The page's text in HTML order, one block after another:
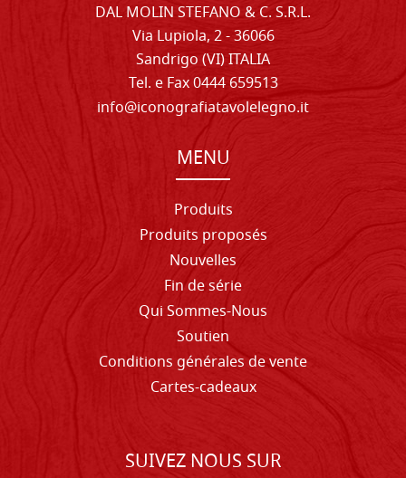
DAL MOLIN STEFANO & C. S.R.L.
Via Lupiola, 2 - 36066
Sandrigo (VI) ITALIA
Tel. e Fax 0444 659513
info@iconografiatavolelegno.it
MENU
Produits
Produits proposés
Nouvelles
Fin de série
Qui Sommes-Nous
Soutien
Conditions générales de vente
Cartes-cadeaux
SUIVEZ NOUS SUR